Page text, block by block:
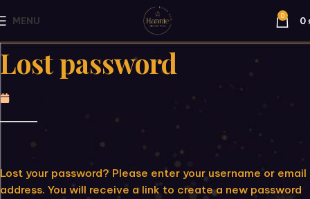
MENU 0 0
Lost password
Lost your password? Please enter your username or email
address. You will receive a link to create a new password